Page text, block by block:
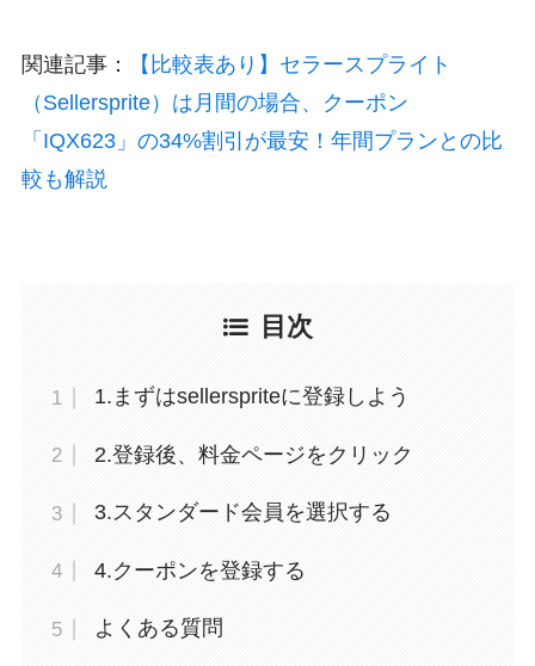
関連記事：
【比較表あり】セラースプライト
（Sellersprite）は月間の場合、クーポン
「IQX623」の34%割引が最安！年間プランとの比
較も解説
目次
1.まずはsellerspriteに登録しよう
2.登録後、料金ページをクリック
3.スタンダード会員を選択する
4.クーポンを登録する
よくある質問